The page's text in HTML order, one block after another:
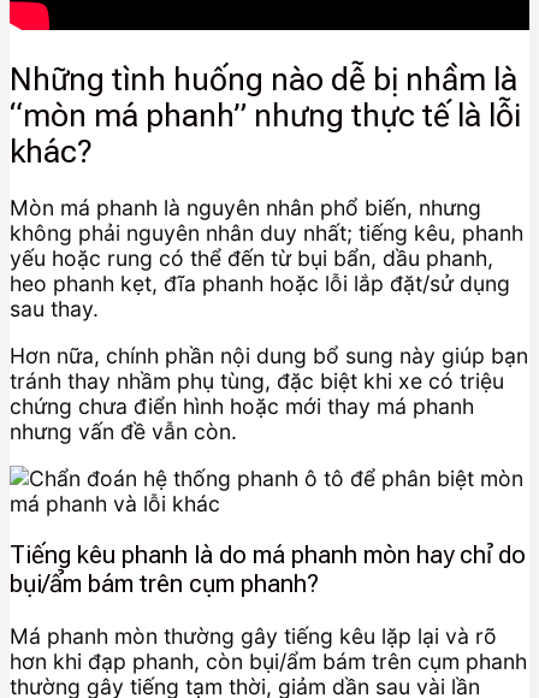
Những tình huống nào dễ bị nhầm là
“mòn má phanh” nhưng thực tế là lỗi
khác?
Mòn má phanh là nguyên nhân phổ biến, nhưng
không phải nguyên nhân duy nhất; tiếng kêu, phanh
yếu hoặc rung có thể đến từ bụi bẩn, dầu phanh,
heo phanh kẹt, đĩa phanh hoặc lỗi lắp đặt/sử dụng
sau thay.
Hơn nữa, chính phần nội dung bổ sung này giúp bạn
tránh thay nhầm phụ tùng, đặc biệt khi xe có triệu
chứng chưa điển hình hoặc mới thay má phanh
nhưng vấn đề vẫn còn.
Tiếng kêu phanh là do má phanh mòn hay chỉ do
bụi/ẩm bám trên cụm phanh?
Má phanh mòn thường gây tiếng kêu lặp lại và rõ
hơn khi đạp phanh, còn bụi/ẩm bám trên cụm phanh
thường gây tiếng tạm thời, giảm dần sau vài lần